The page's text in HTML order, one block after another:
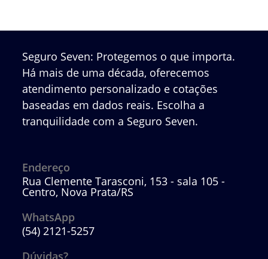
Seguro Seven: Protegemos o que importa.
Há mais de uma década, oferecemos
atendimento personalizado e cotações
baseadas em dados reais. Escolha a
tranquilidade com a Seguro Seven.
Endereço
Rua Clemente Tarasconi, 153 - sala 105 -
Centro, Nova Prata/RS
WhatsApp
(54) 2121-5257
em